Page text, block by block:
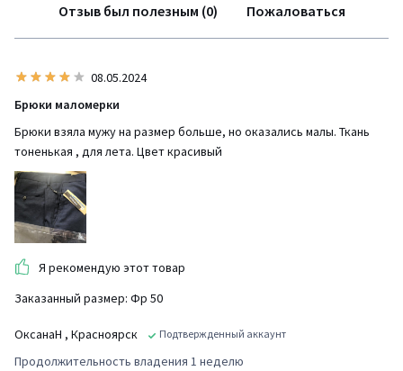
Отзыв был полезным (0) Пожаловаться
08.05.2024
Брюки маломерки
Брюки взяла мужу на размер больше, но оказались малы. Ткань
тоненькая , для лета. Цвет красивый
Я рекомендую этот товар
Заказанный размер: Фр 50
ОксанаН , Красноярск Подтвержденный аккаунт
Продолжительность владения 1 неделю